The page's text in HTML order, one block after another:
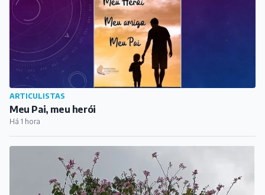
ARTICULISTAS
Meu Pai, meu herói
Há 1 hora